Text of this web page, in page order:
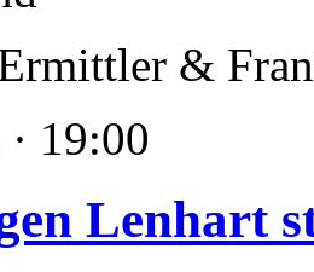
&
19:00
Lenhart